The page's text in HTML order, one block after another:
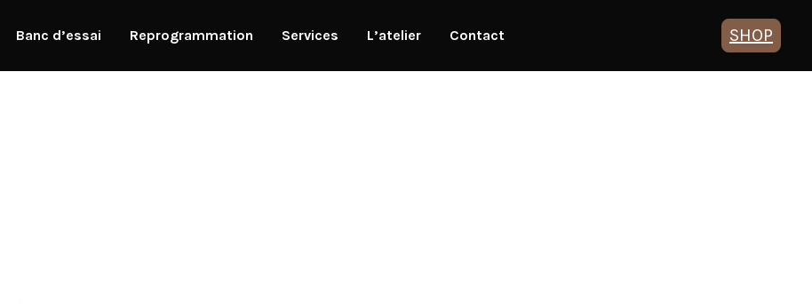
Banc d’essai Reprogrammation Services L’atelier Contact SHOP